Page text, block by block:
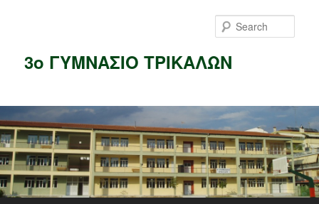
3ο ΓΥΜΝΑΣΙΟ ΤΡΙΚΑΛΩΝ